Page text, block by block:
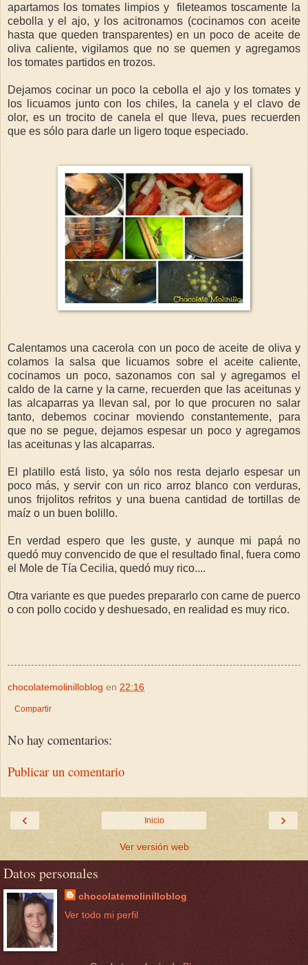
apartamos los tomates limpios y fileteamos toscamente la
cebolla y el ajo, y los acitronamos (cocinamos con aceite
hasta que queden transparentes) en un poco de aceite de
oliva caliente, vigilamos que no se quemen y agregamos
los tomates partidos en trozos.
Dejamos cocinar un poco la cebolla el ajo y los tomates y
los licuamos junto con los chiles, la canela y el clavo de
olor, es un trocito de canela el que lleva, pues recuerden
que es sólo para darle un ligero toque especiado.
Calentamos una cacerola con un poco de aceite de oliva y
colamos la salsa que licuamos sobre el aceite caliente,
cocinamos un poco, sazonamos con sal y agregamos el
caldo de la carne y la carne, recuerden que las aceitunas y
las alcaparras ya llevan sal, por lo que procuren no salar
tanto, debemos cocinar moviendo constantemente, para
que no se pegue, dejamos espesar un poco y agregamos
las aceitunas y las alcaparras.
El platillo está listo, ya sólo nos resta dejarlo espesar un
poco más, y servir con un rico arroz blanco con verduras,
unos frijolitos refritos y una buena cantidad de tortillas de
maíz o un buen bolillo.
En verdad espero que les guste, y aunque mi papá no
quedó muy convencido de que el resultado final, fuera como
el Mole de Tía Cecilia, quedó muy rico....
Otra variante es que puedes prepararlo con carne de puerco
o con pollo cocido y deshuesado, en realidad es muy rico.
chocolatemolinilloblog en 22:16
Compartir
No hay comentarios:
Publicar un comentario
‹ ›
Inicio
Ver versión web
Datos personales
chocolatemolinilloblog
Ver todo mi perfil